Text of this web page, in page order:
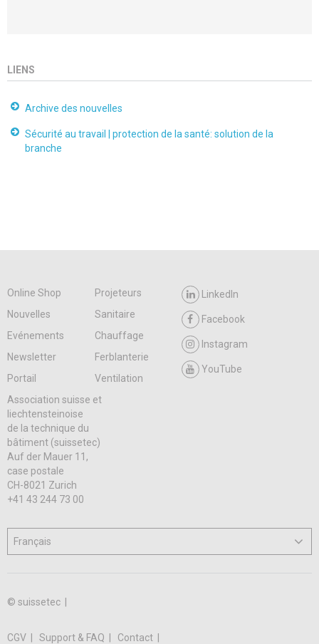
LIENS
Archive des nouvelles
Sécurité au travail | protection de la santé: solution de la
branche
Online Shop
Projeteurs
Nouvelles
Sanitaire
Evénements
Chauffage
Newsletter
Ferblanterie
Portail
Ventilation
LinkedIn
Facebook
Instagram
YouTube
Association suisse et
liechtensteinoise
de la technique du
bâtiment (suissetec)
Auf der Mauer 11,
case postale
CH-8021 Zurich
+41 43 244 73 00
© suissetec |
CGV Support & FAQ Contact